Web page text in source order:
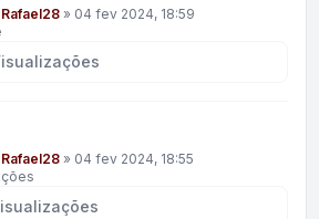
Rafael28 » 04 fev 2024, 18:59
Rafael28 » 04 fev 2024, 18:55